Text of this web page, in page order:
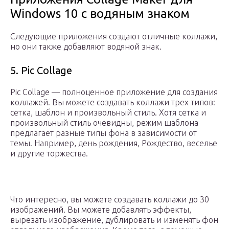
Windows 10 с водяным знаком
Следующие приложения создают отличные коллажи,
но они также добавляют водяной знак.
5. Pic Collage
Pic Collage — полноценное приложение для создания
коллажей. Вы можете создавать коллажи трех типов:
сетка, шаблон и произвольный стиль. Хотя сетка и
произвольный стиль очевидны, режим шаблона
предлагает разные типы фона в зависимости от
темы. Например, день рождения, Рождество, веселье
и другие торжества.
Что интересно, вы можете создавать коллажи до 30
изображений. Вы можете добавлять эффекты,
вырезать изображение, дублировать и изменять фон